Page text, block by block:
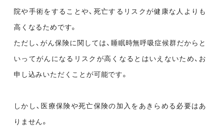
院や手術をすることや、死亡するリスクが健康な人よりも
高くなるためです。
ただし、がん保険に関しては、睡眠時無呼吸症候群だからと
いってがんになるリスクが高くなるとはいえないため、お
申し込みいただくことが可能です。
しかし、医療保険や死亡保険の加入をあきらめる必要はあ
りません。